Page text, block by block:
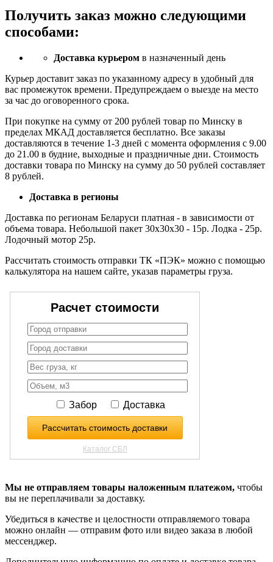
Получить заказ можно следующими
способами:
Доставка курьером в назначенный день
Курьер доставит заказ по указанному адресу в удобный для
вас промежуток времени. Предупреждаем о выезде на место
за час до оговоренного срока.
При покупке на сумму от 200 рублей товар по Минску в
пределах МКАД доставляется бесплатно. Все заказы
доставляются в течение 1-3 дней с момента оформления с 9.00
до 21.00 в будние, выходные и праздничные дни. Стоимость
доставки товара по Минску на сумму до 50 рублей составляет
8 рублей.
Доставка в регионы
Доставка по регионам Беларуси платная - в зависимости от
объема товара. Небольшой пакет 30х30х30 - 15р. Лодка - 25р.
Лодочный мотор 25р.
Рассчитать стоимость отправки ТК «ПЭК» можно с помощью
калькулятора на нашем сайте, указав параметры груза.
Мы не отправляем товары наложенным платежом, чтобы
вы не переплачивали за доставку.
Убедиться в качестве и целостности отправляемого товара
можно онлайн — отправим фото или видео заказа в любой
мессенджер.